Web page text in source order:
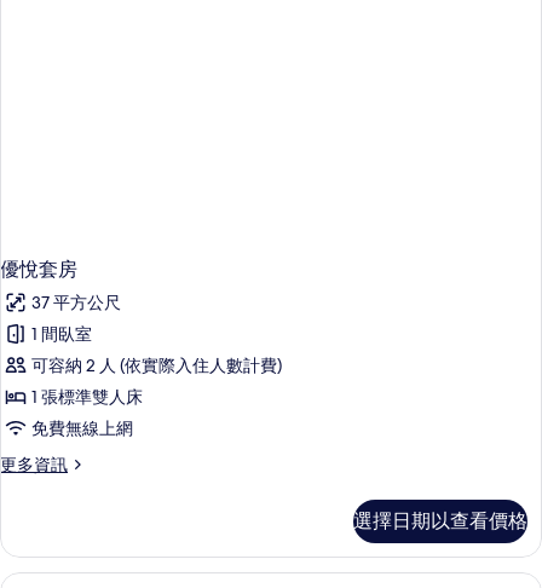
優悅套房
37 平方公尺
1 間臥室
可容納 2 人 (依實際入住人數計費)
1 張標準雙人床
免費無線上網
更多資訊
更
套
房
選擇日期以查看價格
迷你吧、客房內保險箱、書桌、遮光